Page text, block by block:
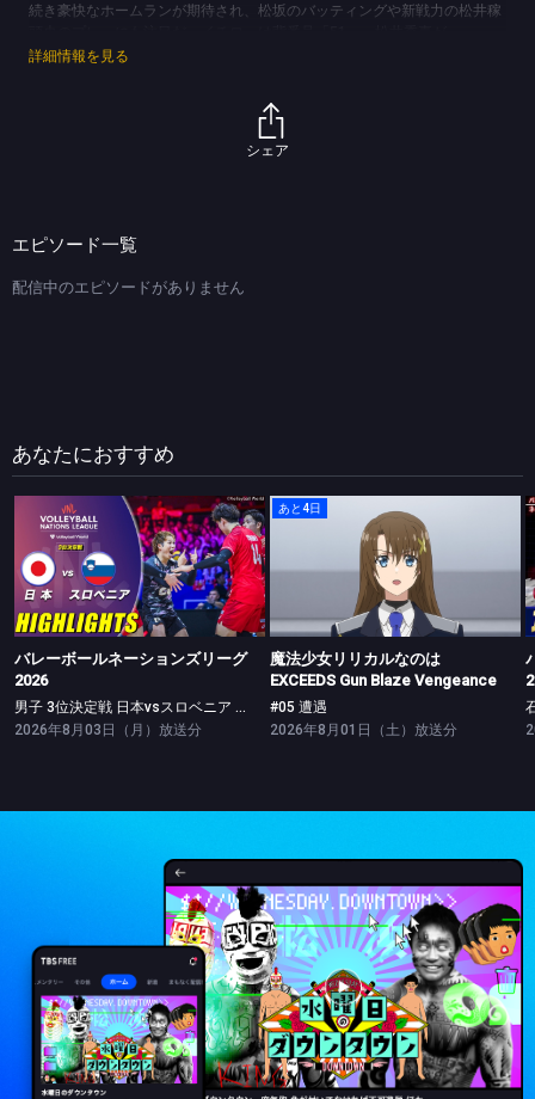
続き豪快なホームランが期待され、松坂のバッティングや新戦力の松井稼
「55」、松坂は「18」、松井稼頭央も「7」と代名詞の番号を背負う雄姿
の女子野球の未来を担う高校生に真剣勝負を通してエールを送る。
詳細情報を見る
シェア
エピソード一覧
配信中のエピソードがありません
あなたにおすすめ
バレーボールネーションズリーグ2026
男子 3位決定戦 日本vsスロベニア ハイライト
バレーボールネーションズリーグ
2026
男子 3位決定戦 日本vsスロベニア ハイライト
2026年8月03日（月）放送分
あと4日
魔法少女リリカルなのは EXCEEDS Gun Blaze Vengeance
#05 遭遇
魔法少女リリカルなのは
EXCEEDS Gun Blaze Vengeance
#05 遭遇
2026年8月01日（土）放送分